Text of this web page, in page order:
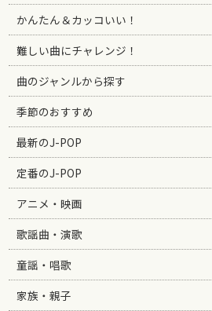
かんたん＆カッコいい！
難しい曲にチャレンジ！
曲のジャンルから探す
季節のおすすめ
最新のJ-POP
定番のJ-POP
アニメ・映画
歌謡曲・演歌
童謡・唱歌
家族・親子